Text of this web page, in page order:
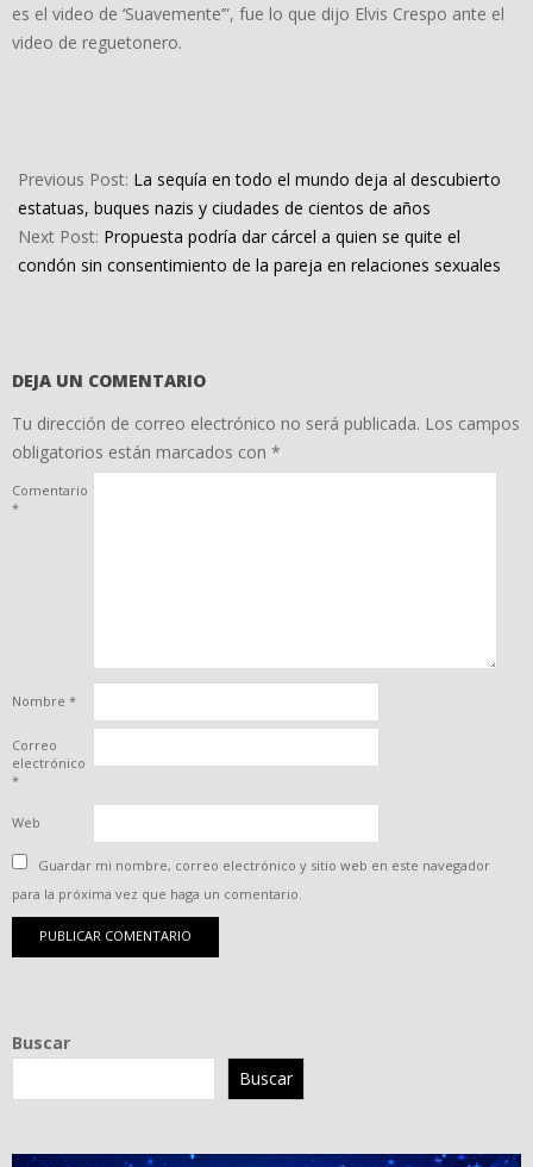
es el video de ‘Suavemente’”, fue lo que dijo Elvis Crespo ante el
video de reguetonero.
08-
23
Previous Post: La sequía en todo el mundo deja al descubierto
estatuas, buques nazis y ciudades de cientos de años
Next Post: Propuesta podría dar cárcel a quien se quite el
condón sin consentimiento de la pareja en relaciones sexuales
DEJA UN COMENTARIO
Tu dirección de correo electrónico no será publicada. Los campos
obligatorios están marcados con *
Comentario
*
Nombre *
Correo
electrónico
*
Web
Guardar mi nombre, correo electrónico y sitio web en este navegador
para la próxima vez que haga un comentario.
Buscar
Buscar